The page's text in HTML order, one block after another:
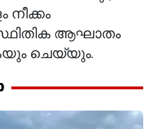
ആഘാതം
ചെയ്യും.